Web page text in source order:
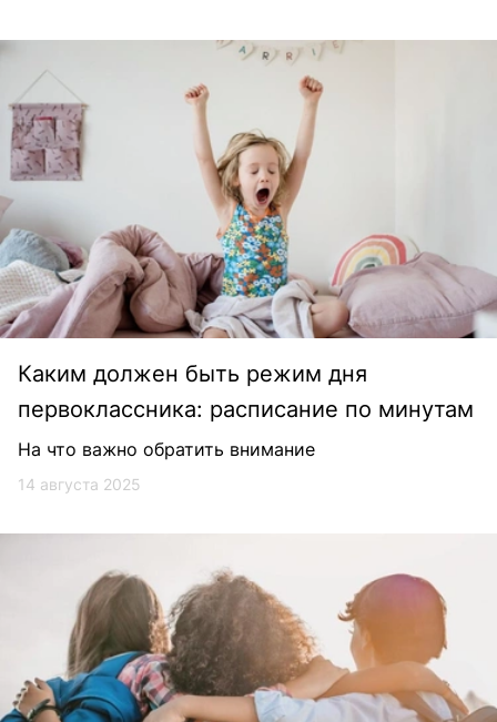
Каким должен быть режим дня
первоклассника: расписание по минутам
На что важно обратить внимание
14 августа 2025